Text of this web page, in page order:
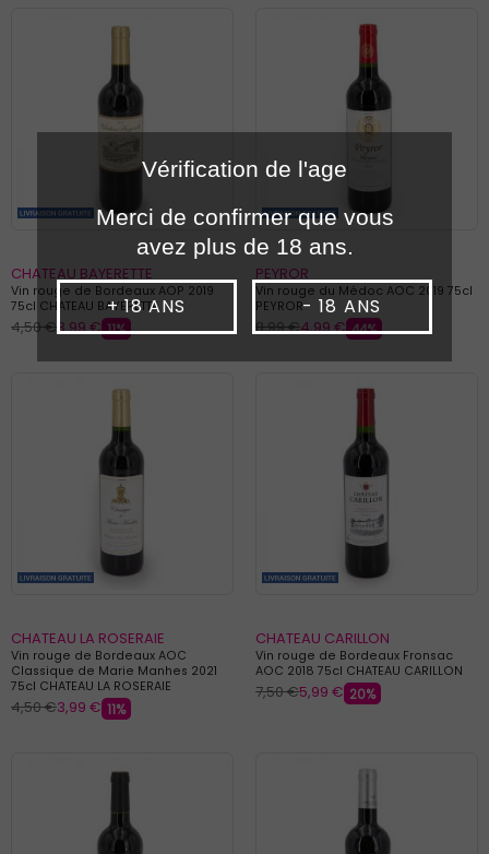
CHATEAU BAYERETTE
Vin rouge de Bordeaux AOP 2019
75cl CHATEAU BAYERETTE
4,50 €3,99 € 11%
PEYROR
Vin rouge du Médoc AOC 2019 75cl
PEYROR
8,99 €4,99 € 44%
CHATEAU LA ROSERAIE
Vin rouge de Bordeaux AOC
Classique de Marie Manhes 2021
75cl CHATEAU LA ROSERAIE
4,50 €3,99 € 11%
CHATEAU CARILLON
Vin rouge de Bordeaux Fronsac
AOC 2018 75cl CHATEAU CARILLON
7,50 €5,99 € 20%
Vérification de l'age
Merci de confirmer que vous
avez plus de 18 ans.
+ 18 ANS - 18 ANS